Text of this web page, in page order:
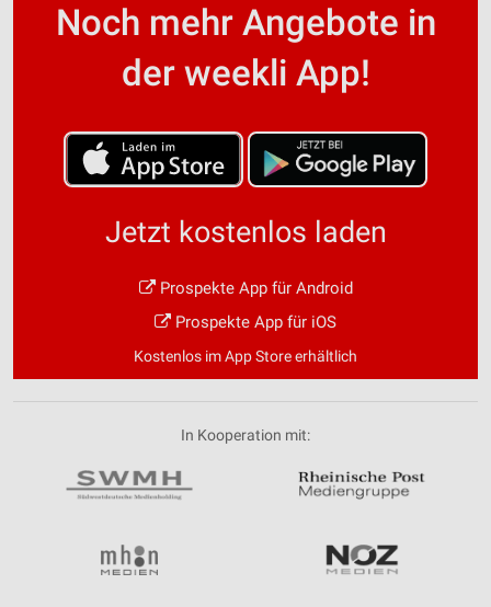
Noch mehr Angebote in
der weekli App!
Jetzt kostenlos laden
Prospekte App für Android
Prospekte App für iOS
Kostenlos im App Store erhältlich
In Kooperation mit: